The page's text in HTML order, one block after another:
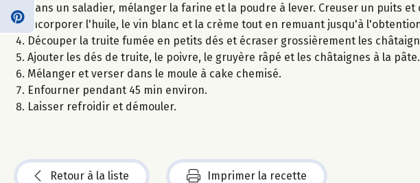
Dans un saladier, mélanger la farine et la poudre à lever. Creuser un puits
Incorporer l'huile, le vin blanc et la crème tout en remuant jusqu'à
Découper la truite fumée en petits dés et écraser grossièrement les
Ajouter les dés de truite, le poivre, le gruyère râpé et les châtaignes à la pâte.
Mélanger et verser dans le moule à cake chemisé.
Enfourner pendant 45 min environ.
Laisser refroidir et démouler.
Retour à la liste Imprimer la recette